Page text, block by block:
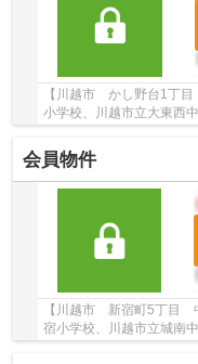
【川越市 かし野台1丁目 中古
小学校、川越市立大東西中学校学
会員物件
【川越市 新宿町5丁目
宿小学校、川越市立城南